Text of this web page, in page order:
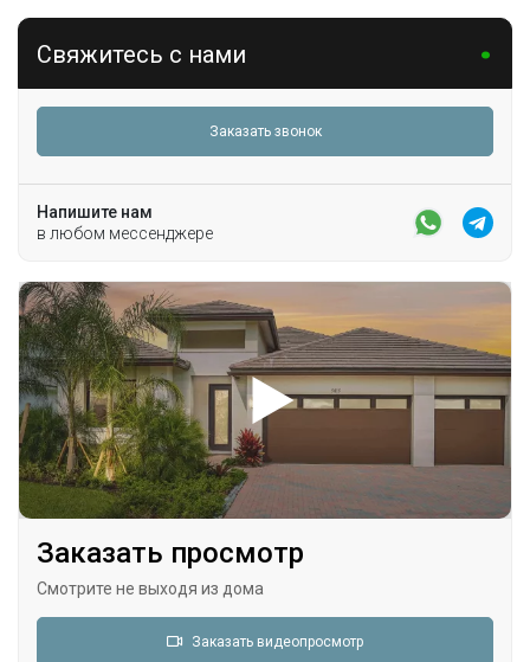
Улица
Номер дома 5700
Вид недвижимости
Свяжитесь с нами
Заказать звонок
Напишите нам
в любом мессенджере
Заказать просмотр
Смотрите не выходя из дома
Заказать видеопросмотр